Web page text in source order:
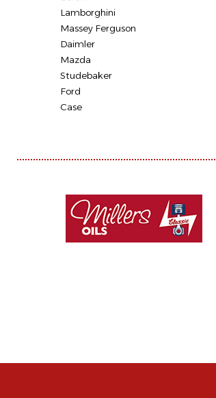
Lamborghini
Massey Ferguson
Daimler
Mazda
Studebaker
Ford
Case